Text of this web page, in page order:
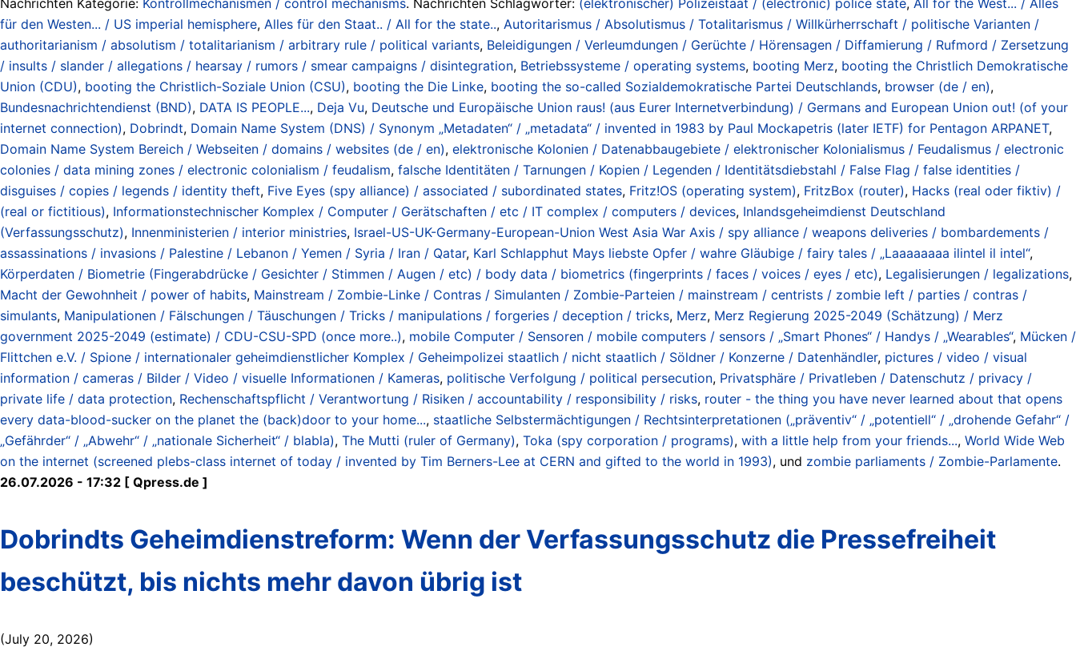
für den Westen... / US imperial hemisphere, Alles für den Staat.. / All for the state.., Autoritarismus / Absolutismus / Totalitarismus / Willkürherrschaft / politische Varianten /
authoritarianism / absolutism / totalitarianism / arbitrary rule / political variants, Beleidigungen / Verleumdungen / Gerüchte / Hörensagen / Diffamierung / Rufmord / Zersetzung
/ insults / slander / allegations / hearsay / rumors / smear campaigns / disintegration, Betriebssysteme / operating systems, booting Merz, booting the Christlich Demokratische
Union (CDU), booting the Christlich-Soziale Union (CSU), booting the Die Linke, booting the so-called Sozialdemokratische Partei Deutschlands, browser (de / en),
Bundesnachrichtendienst (BND), DATA IS PEOPLE..., Deja Vu, Deutsche und Europäische Union raus! (aus Eurer Internetverbindung) / Germans and European Union out! (of your
internet connection), Dobrindt, Domain Name System (DNS) / Synonym „Metadaten“ / „metadata“ / invented in 1983 by Paul Mockapetris (later IETF) for Pentagon ARPANET,
Domain Name System Bereich / Webseiten / domains / websites (de / en), elektronische Kolonien / Datenabbaugebiete / elektronischer Kolonialismus / Feudalismus / electronic
colonies / data mining zones / electronic colonialism / feudalism, falsche Identitäten / Tarnungen / Kopien / Legenden / Identitätsdiebstahl / False Flag / false identities /
disguises / copies / legends / identity theft, Five Eyes (spy alliance) / associated / subordinated states, Fritz!OS (operating system), FritzBox (router), Hacks (real oder fiktiv) /
(real or fictitious), Informationstechnischer Komplex / Computer / Gerätschaften / etc / IT complex / computers / devices, Inlandsgeheimdienst Deutschland
(Verfassungsschutz), Innenministerien / interior ministries, Israel-US-UK-Germany-European-Union West Asia War Axis / spy alliance / weapons deliveries / bombardements /
assassinations / invasions / Palestine / Lebanon / Yemen / Syria / Iran / Qatar, Karl Schlapphut Mays liebste Opfer / wahre Gläubige / fairy tales / „Laaaaaaaa ilintel il intel“,
Körperdaten / Biometrie (Fingerabdrücke / Gesichter / Stimmen / Augen / etc) / body data / biometrics (fingerprints / faces / voices / eyes / etc), Legalisierungen / legalizations,
Macht der Gewohnheit / power of habits, Mainstream / Zombie-Linke / Contras / Simulanten / Zombie-Parteien / mainstream / centrists / zombie left / parties / contras /
simulants, Manipulationen / Fälschungen / Täuschungen / Tricks / manipulations / forgeries / deception / tricks, Merz, Merz Regierung 2025-2049 (Schätzung) / Merz
government 2025-2049 (estimate) / CDU-CSU-SPD (once more..), mobile Computer / Sensoren / mobile computers / sensors / „Smart Phones“ / Handys / „Wearables“, Mücken /
Flittchen e.V. / Spione / internationaler geheimdienstlicher Komplex / Geheimpolizei staatlich / nicht staatlich / Söldner / Konzerne / Datenhändler, pictures / video / visual
information / cameras / Bilder / Video / visuelle Informationen / Kameras, politische Verfolgung / political persecution, Privatsphäre / Privatleben / Datenschutz / privacy /
private life / data protection, Rechenschaftspflicht / Verantwortung / Risiken / accountability / responsibility / risks, router - the thing you have never learned about that opens
every data-blood-sucker on the planet the (back)door to your home..., staatliche Selbstermächtigungen / Rechtsinterpretationen („präventiv“ / „potentiell“ / „drohende Gefahr“ /
„Gefährder“ / „Abwehr“ / „nationale Sicherheit“ / blabla), The Mutti (ruler of Germany), Toka (spy corporation / programs), with a little help from your friends..., World Wide Web
on the internet (screened plebs-class internet of today / invented by Tim Berners-Lee at CERN and gifted to the world in 1993), und zombie parliaments / Zombie-Parlamente.
26.07.2026 - 17:32 [ Qpress.de ]
Dobrindts Geheimdienstreform: Wenn der Verfassungsschutz die Pressefreiheit
beschützt, bis nichts mehr davon übrig ist
(July 20, 2026)